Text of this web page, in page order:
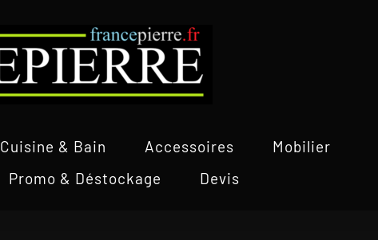
Cuisine & Bain Accessoires
Mobilier
Promo & Déstockage Devis